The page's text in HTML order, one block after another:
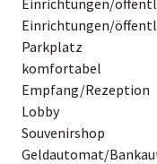
Einrichtungen/
Parkplatz
komfortabel
Empfang/Rezeption
Lobby
Souvenirshop
Geldautomat/